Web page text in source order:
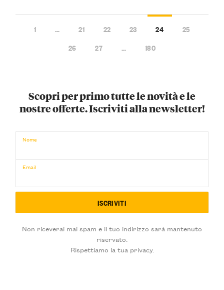
€
/ per
1 … 21 22 23 24
25
26
27 … 180
Scopri per primo tutte le novità e le
nostre offerte. Iscriviti alla newsletter!
Nome
Email
Non riceverai mai spam e il tuo indirizzo sarà mantenuto
riservato.
Rispettiamo la tua privacy.